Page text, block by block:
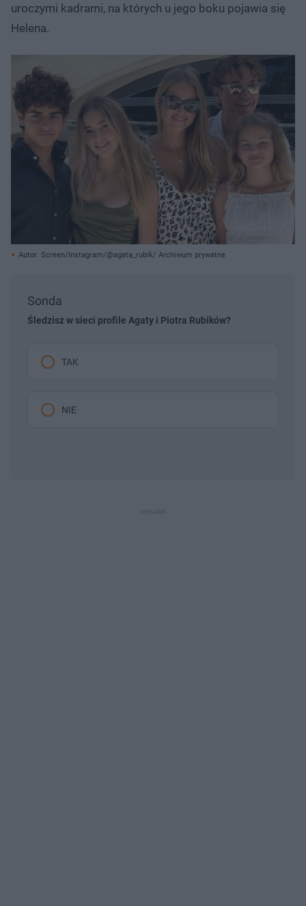
uroczymi kadrami, na których u jego boku pojawia się
Helena.
Autor: Screen/Instagram/@agata_rubik/ Archiwum prywatne
Sonda
Śledzisz w sieci profile Agaty i Piotra Rubików?
TAK
NIE